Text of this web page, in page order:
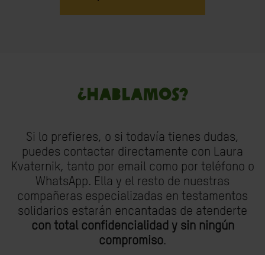
¿HABLAMOS?
Si lo prefieres, o si todavía tienes dudas,
puedes contactar directamente con Laura
Kvaternik, tanto por email como por teléfono o
WhatsApp. Ella y el resto de nuestras
compañeras especializadas en testamentos
solidarios estarán encantadas de atenderte
con total confidencialidad y sin ningún
compromiso.